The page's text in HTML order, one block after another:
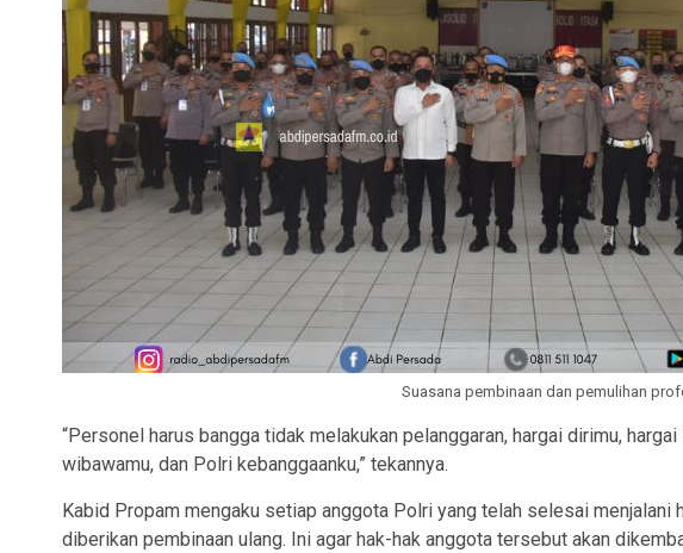
Suasana pembinaan dan pemulihan
“Personel harus bangga tidak melakukan pelanggaran, hargai dirimu,
wibawamu, dan Polri kebanggaanku,” tekannya.
Kabid Propam mengaku setiap anggota Polri yang telah selesai menjalani
diberikan pembinaan ulang. Ini agar hak-hak anggota tersebut akan